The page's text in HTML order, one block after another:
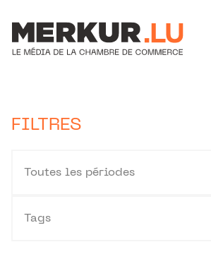
FILTRES
Toutes les périodes
Tags